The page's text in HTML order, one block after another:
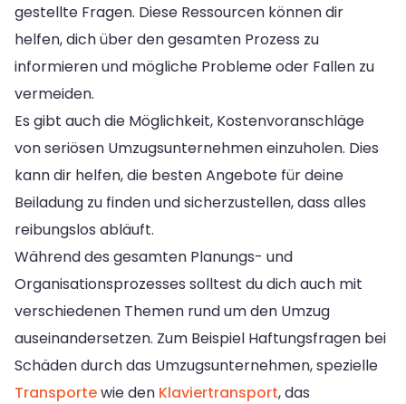
gestellte Fragen. Diese Ressourcen können dir
helfen, dich über den gesamten Prozess zu
informieren und mögliche Probleme oder Fallen zu
vermeiden.
Es gibt auch die Möglichkeit, Kostenvoranschläge
von seriösen Umzugsunternehmen einzuholen. Dies
kann dir helfen, die besten Angebote für deine
Beiladung zu finden und sicherzustellen, dass alles
reibungslos abläuft.
Während des gesamten Planungs- und
Organisationsprozesses solltest du dich auch mit
verschiedenen Themen rund um den Umzug
auseinandersetzen. Zum Beispiel Haftungsfragen bei
Schäden durch das Umzugsunternehmen, spezielle
Transportewie den Klaviertransport, das